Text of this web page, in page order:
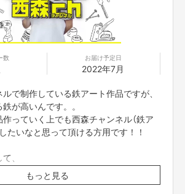
「Zoom」を使用させていただきます。Zoomを使
ただき、電波のいい環境でおつなぎください。
、リターン実施日の前日までに案内を、個別にお
せした時間を厳守して下さい。遅れると参加できな
から録画させていただいております。あらかじめ
の映像に関しては、他の目的での使用は致しませ
影、録音、また、SNS等に詳細な配信内容を投稿
があった場合、強制的に退出をお願いする場合が
数 お届け予定日
2022年7月
で制作している鉄アート作品ですが、
が高いんです。。
っていく上でも西森チャンネル（鉄ア
たいなと思って頂ける方用です！！
、
子のお写真と展示品の解説書をお送り
もっと見る